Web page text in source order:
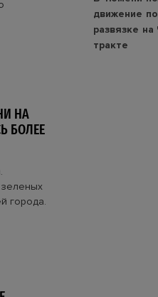
НА
БОЛЕЕ
зеленых
города.
движение
развязке
тракте